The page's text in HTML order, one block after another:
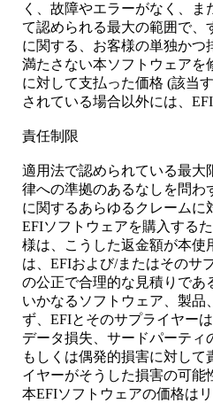
く、故障やエラーがなく、
て認められる最大の範囲で、
に関する、お客様の単独かつ
満たさない本ソフトウェアを
に対して支払った価格 (該当
されている場合以外には、
責任制限
適用法で認められている最大
律への準拠のあるなしを問わ
に関するあらゆるクレーム
EFIソフトウェアを購入する
様は、こうした返金額が本使
は、EFIおよび/またはそのサ
の公正で合理的な見積りであ
いかなるソフトウェア、製
ず、EFIとそのサプライヤー
データ損失、サードパーテ
もしくは偶発的損害に対し
イヤーがそうした損害の可
本EFIソフトウェアの価格は